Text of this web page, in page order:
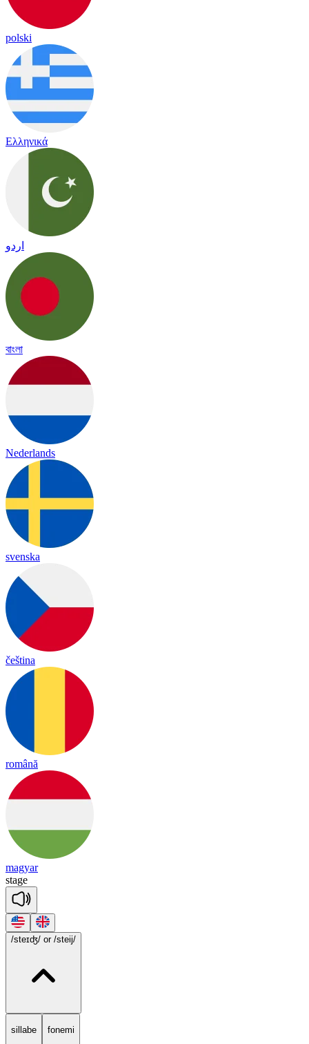
polski
Ελληνικά
اردو
বাংলা
Nederlands
svenska
čeština
română
magyar
stage
/steɪʤ/ or /steij/
sillabe fonemi